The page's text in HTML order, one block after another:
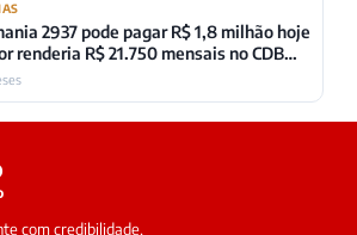
2937 pode pagar R$ 1,8 milhão hoje
renderia R$ 21.750 mensais no CDB
BCB
com credibilidade,